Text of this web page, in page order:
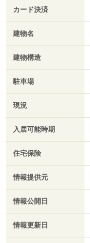
カード決済
建物名
建物構造
駐車場
現況
入居可能時期
住宅保険
情報提供元
情報公開日
情報更新日